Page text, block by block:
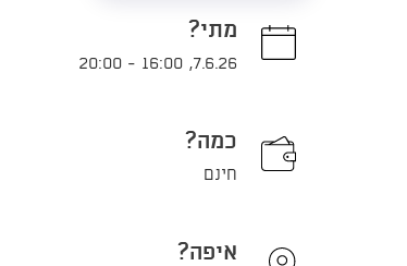
מתי?
7.6.26
,
16:00
-
20:00
כמה?
חינם
איפה?